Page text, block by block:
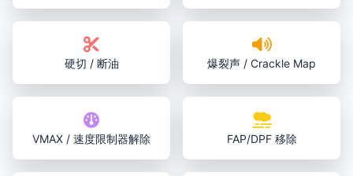
硬切 / 断油 爆裂声 / Crackle Map
VMAX / 速度限制器解除 FAP/DPF 移除